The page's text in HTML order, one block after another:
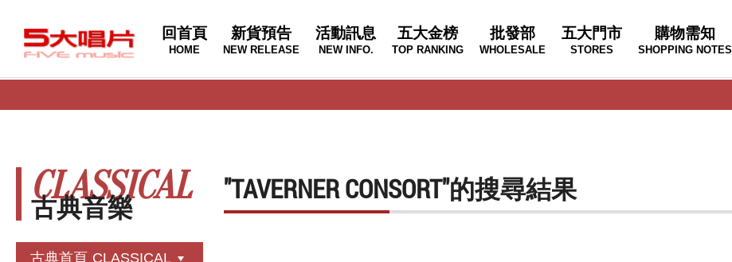
回首頁
HOME
新貨預告
NEW RELEASE
活動訊息
NEW INFO.
五大金榜
TOP RANKING
批發部
WHOLESALE
五大門市
STORES
購物需知
SHOPPING NOTES
古典音樂
CLASSICAL
古典首頁 CLASSICAL
"TAVERNER CONSORT"的搜尋結果